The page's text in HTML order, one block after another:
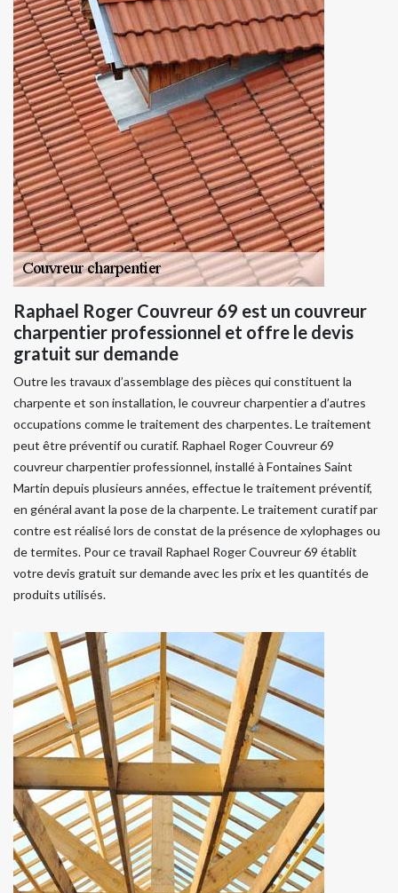
Raphael Roger Couvreur 69 est un couvreur
charpentier professionnel et offre le devis
gratuit sur demande
Outre les travaux d’assemblage des pièces qui constituent la
charpente et son installation, le couvreur charpentier a d’autres
occupations comme le traitement des charpentes. Le traitement
peut être préventif ou curatif. Raphael Roger Couvreur 69
couvreur charpentier professionnel, installé à Fontaines Saint
Martin depuis plusieurs années, effectue le traitement préventif,
en général avant la pose de la charpente. Le traitement curatif par
contre est réalisé lors de constat de la présence de xylophages ou
de termites. Pour ce travail Raphael Roger Couvreur 69 établit
votre devis gratuit sur demande avec les prix et les quantités de
produits utilisés.